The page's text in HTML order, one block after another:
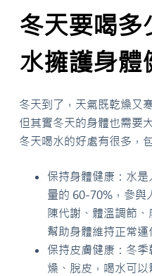
冬天要喝多
水擁護身體
冬天到了，天氣既乾燥又
但其實冬天的身體也需要
冬天喝水的好處有很多，
保持身體健康：水
量的 60-70%，參與
陳代謝、體溫調節
幫助身體維持正常運
保持皮膚健康：冬
燥、脫皮，喝水可